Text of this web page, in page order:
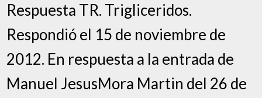
Respuesta TR. Trigliceridos.
Respondió el 15 de noviembre de
2012. En respuesta a la entrada de
Manuel JesusMora Martin del 26 de